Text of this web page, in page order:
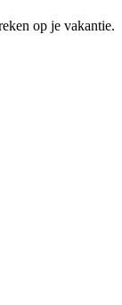
op je vakantie.